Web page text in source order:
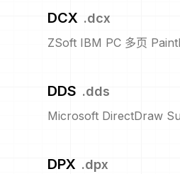
DCX .dcx
ZSoft IBM PC 多页
DDS .dds
Microsoft DirectDraw
DPX .dpx